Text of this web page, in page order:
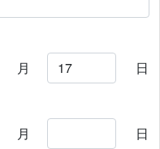
月
日
月
日